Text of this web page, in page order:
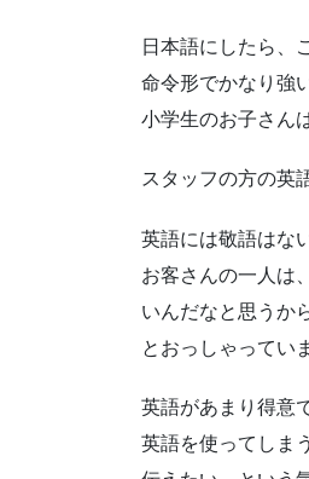
日本語にしたら、
命令形でかなり強
小学生のお子さん
スタッフの方の英
英語には敬語はな
お客さんの一人は
いんだなと思うか
とおっしゃってい
英語があまり得意
英語を使ってしま